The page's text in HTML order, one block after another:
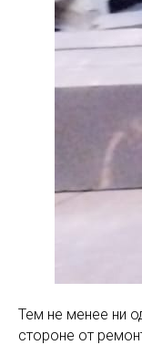
Тем не менее ни
стороне от